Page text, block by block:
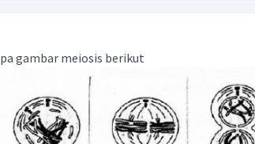
gambar meiosis berikut